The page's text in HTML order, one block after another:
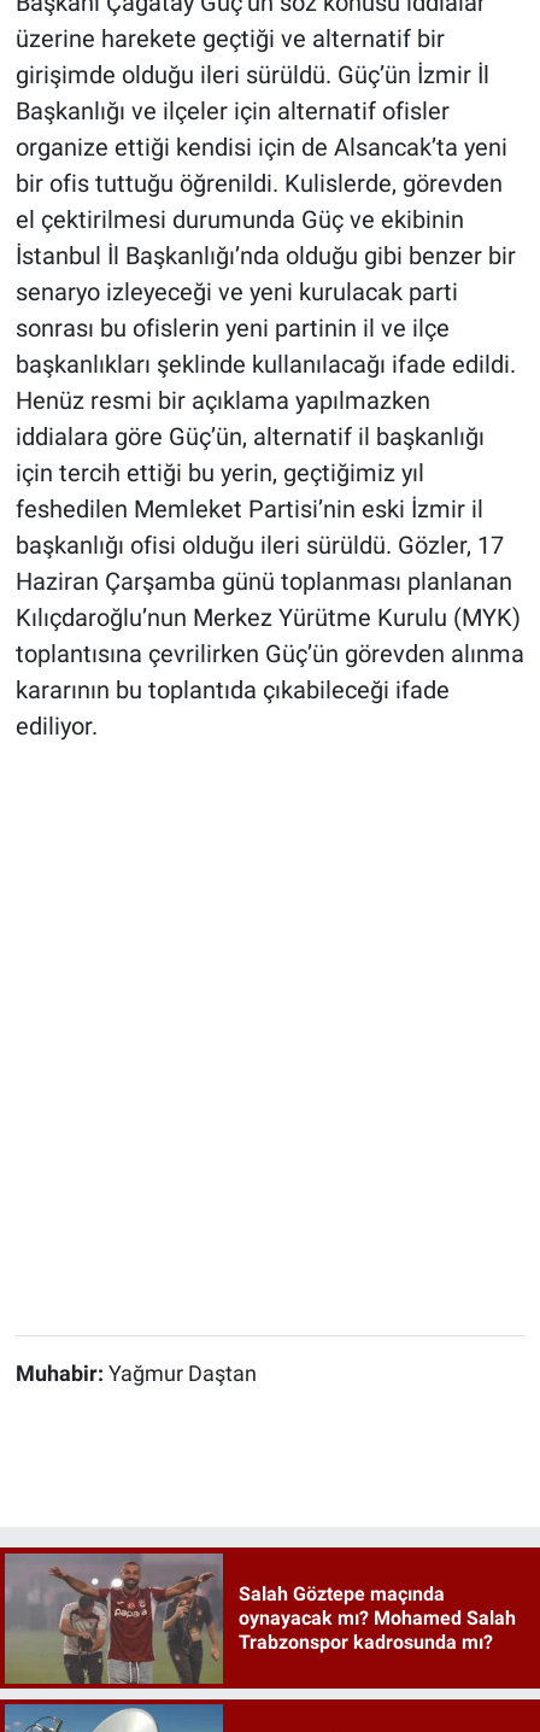
üzerine harekete geçtiği ve alternatif bir
girişimde olduğu ileri sürüldü. Güç’ün İzmir İl
Başkanlığı ve ilçeler için alternatif ofisler
organize ettiği kendisi için de Alsancak’ta yeni
bir ofis tuttuğu öğrenildi. Kulislerde, görevden
el çektirilmesi durumunda Güç ve ekibinin
İstanbul İl Başkanlığı’nda olduğu gibi benzer bir
senaryo izleyeceği ve yeni kurulacak parti
sonrası bu ofislerin yeni partinin il ve ilçe
başkanlıkları şeklinde kullanılacağı ifade edildi.
Henüz resmi bir açıklama yapılmazken
iddialara göre Güç’ün, alternatif il başkanlığı
için tercih ettiği bu yerin, geçtiğimiz yıl
feshedilen Memleket Partisi’nin eski İzmir il
başkanlığı ofisi olduğu ileri sürüldü. Gözler, 17
Haziran Çarşamba günü toplanması planlanan
Kılıçdaroğlu’nun Merkez Yürütme Kurulu (MYK)
toplantısına çevrilirken Güç’ün görevden alınma
kararının bu toplantıda çıkabileceği ifade
ediliyor.
Muhabir: Yağmur Daştan
Salah Göztepe maçında
oynayacak mı? Mohamed Salah
Trabzonspor kadrosunda mı?